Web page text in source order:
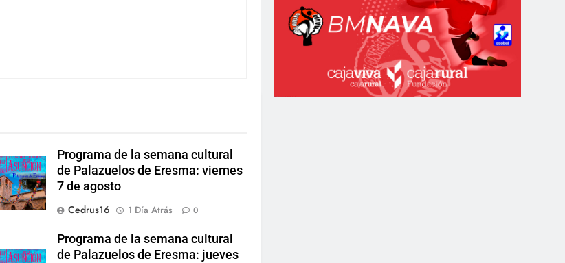
Programa de la semana cultural
de Palazuelos de Eresma: viernes
7 de agosto
Cedrus16
1 Día Atrás 0
Programa de la semana cultural
de Palazuelos de Eresma: jueves